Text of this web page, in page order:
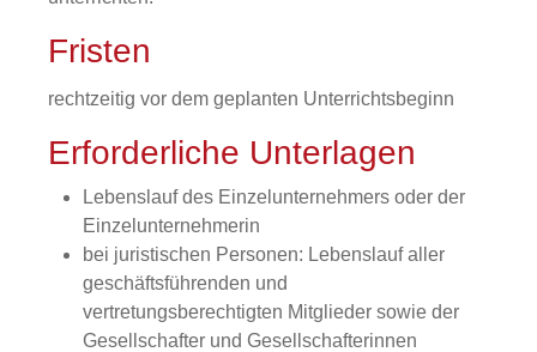
Fristen
rechtzeitig vor dem geplanten Unterrichtsbeginn
Erforderliche Unterlagen
Lebenslauf des Einzelunternehmers oder der
Einzelunternehmerin
bei juristischen Personen: Lebenslauf aller
geschäftsführenden und
vertretungsberechtigten Mitglieder sowie der
Gesellschafter und Gesellschafterinnen